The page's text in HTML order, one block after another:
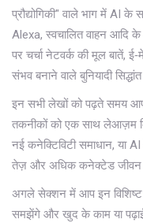
प्रौद्योगिकी" वाले भाग में AI के
Alexa, स्वचालित वाहन आदि
पर चर्चा नेटवर्क की मूल बातें,
संभव बनाने वाले बुनियादी
इन सभी लेखों को पढ़ते समय
तकनीकों को एक साथ लेआज़म
नई कनेक्टिविटी समाधान, या
तेज़ और अधिक कनेक्टेड
अगले सेक्शन में आप इन विशिष्ट
समझेंगे और खुद के काम या